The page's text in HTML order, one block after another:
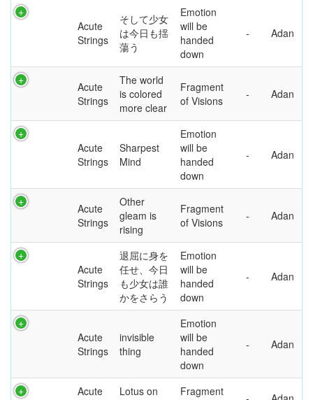
Acute
Strings
そして少女
は今日も揺
蕩う
Emotion
will be
handed
down
Adan
Acute
Strings
The world
is colored
more clear
Fragment
of Visions
Adan
Acute
Strings
Sharpest
Mind
Emotion
will be
handed
down
Adan
Acute
Strings
Other
gleam is
rising
Fragment
of Visions
Adan
Acute
Strings
退屈に身を
任せ、今日
も少女は誰
かをさらう
Emotion
will be
handed
down
Adan
Acute
Strings
invisible
thing
Emotion
will be
handed
down
Adan
Acute
Lotus on
Fragment